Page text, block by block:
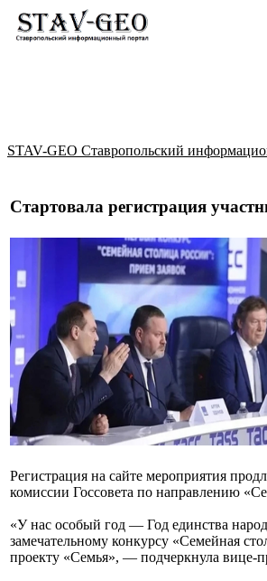
STAV-GEO Ставропольский
Стартовала регистрация
Регистрация на сайте мероприятия
комиссии Госсовета по направлению
«У нас особый год — Год единства
замечательному конкурсу «Семейная
проекту «Семья», — подчеркнула вице-